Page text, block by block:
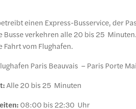
einen Express-Busservice, der
Busse verkehren alle 20 bis 25
Fahrt vom Flughafen.
Paris Beauvais – Paris Porte
Alle 20 bis 25 Minuten
08:00 bis 22:30 Uhr